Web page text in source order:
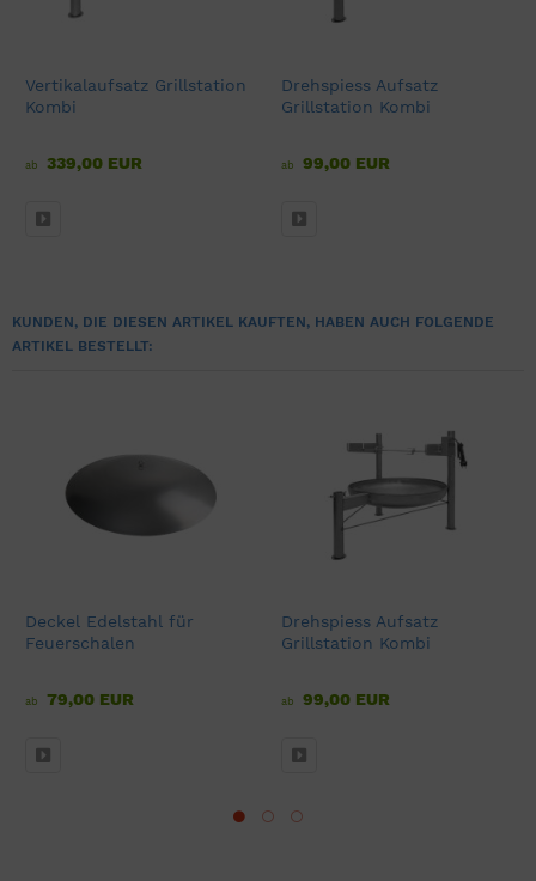
Vertikalaufsatz Grillstation
Kombi
ab 339,00 EUR
Drehspiess Aufsatz
Grillstation Kombi
ab 99,00 EUR
KUNDEN, DIE DIESEN ARTIKEL KAUFTEN, HABEN AUCH FOLGENDE
ARTIKEL BESTELLT:
Deckel Edelstahl für
Feuerschalen
ab 79,00 EUR
Drehspiess Aufsatz
Grillstation Kombi
ab 99,00 EUR